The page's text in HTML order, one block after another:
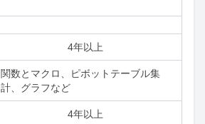
4年以上
関数とマクロ、ピボットテーブル集
計、グラフなど
4年以上